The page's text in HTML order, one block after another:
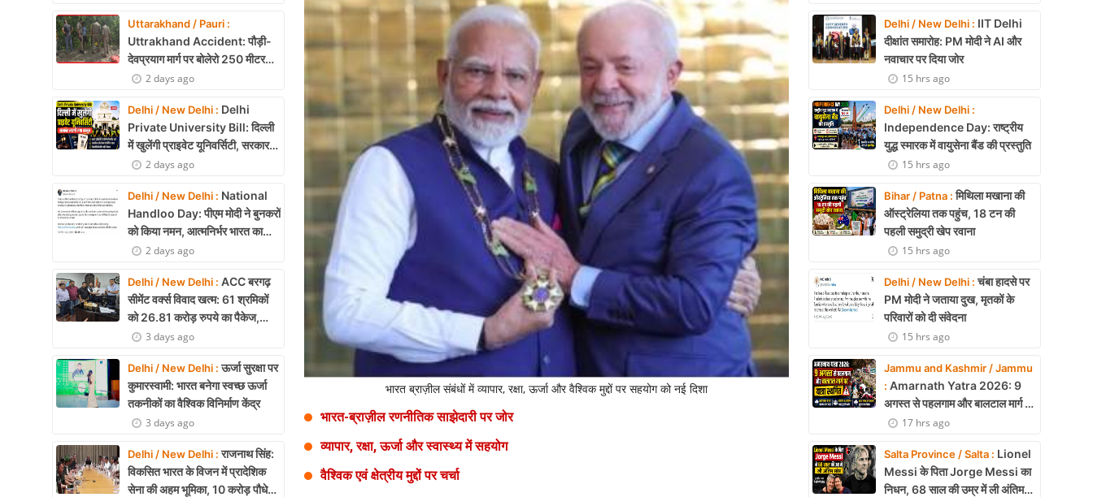
Literature
History Speaks
Contact Us
Uttarakhand / Pauri :
Uttrakhand Accident: पौड़ी-
देवप्रयाग मार्ग पर बोलेरो 250 मीटर
खाई में गिरी, 5 लोगों की मौत
2 days ago
Delhi / New Delhi : Delhi
Private University Bill: दिल्ली
में खुलेंगी प्राइवेट यूनिवर्सिटी, सरकार
लाएगी नया कानून
2 days ago
Delhi / New Delhi : National
Handloo Day: पीएम मोदी ने बुनकरों
को किया नमन, आत्मनिर्भर भारत का
बताया मजबूत आधार
2 days ago
Delhi / New Delhi : ACC बरगढ़
सीमेंट वर्क्स विवाद खत्म: 61 श्रमिकों
को 26.81 करोड़ रुपये का पैकेज,
समझौते पर मुहर
3 days ago
Delhi / New Delhi :ऊर्जा सुरक्षा पर
कुमारस्वामी: भारत बनेगा स्वच्छ ऊर्जा
तकनीकों का वैश्विक विनिर्माण केंद्र
3 days ago
Delhi / New Delhi :राजनाथ सिंह:
विकसित भारत के विजन में प्रादेशिक
सेना की अहम भूमिका, 10 करोड़ पौधे
भारत ब्राज़ील संबंधों में व्यापार, रक्षा, ऊर्जा और वैश्विक मुद्दों पर सहयोग को नई दिशा
भारत-ब्राज़ील रणनीतिक साझेदारी पर जोर
व्यापार, रक्षा, ऊर्जा और स्वास्थ्य में सहयोग
वैश्विक एवं क्षेत्रीय मुद्दों पर चर्चा
Delhi / New Delhi : IIT Delhi
दीक्षांत समारोह: PM मोदी ने AI और
नवाचार पर दिया जोर
15 hrs ago
Delhi / New Delhi :
Independence Day: राष्ट्रीय
युद्ध स्मारक में वायुसेना बैंड की प्रस्तुति
15 hrs ago
Bihar / Patna :मिथिला मखाना की
ऑस्ट्रेलिया तक पहुंच, 18 टन की
पहली समुद्री खेप रवाना
15 hrs ago
Delhi / New Delhi :चंबा हादसे पर
PM मोदी ने जताया दुख, मृतकों के
परिवारों को दी संवेदना
15 hrs ago
Jammu and Kashmir / Jammu
: Amarnath Yatra 2026: 9
अगस्त से पहलगाम और बालटाल मार्ग पर
यात्रा स्थगित
17 hrs ago
Salta Province / Salta : Lionel
Messi के पिता Jorge Messi का
निधन, 68 साल की उम्र में ली अंतिम